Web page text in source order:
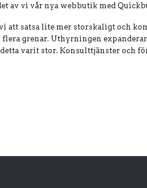
av vi vår nya webbutik med
att satsa lite mer storskaligt och
grenar. Uthyrningen
varit stor. Konsulttjänster och